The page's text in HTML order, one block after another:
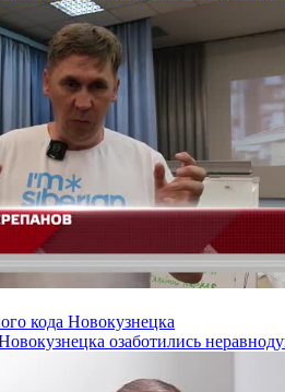
кода Новокузнецка
озаботились